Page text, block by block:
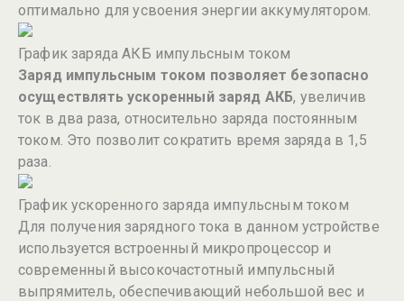
оптимально для усвоения энергии аккумулятором.
График заряда АКБ импульсным током
Заряд импульсным током позволяет безопасно
осуществлять ускоренный заряд АКБ, увеличив
ток в два раза, относительно заряда постоянным
током. Это позволит сократить время заряда в 1,5
раза.
График ускоренного заряда импульсным током
Для получения зарядного тока в данном устройстве
используется встроенный микропроцессор и
современный высокочастотный импульсный
выпрямитель, обеспечивающий небольшой вес и